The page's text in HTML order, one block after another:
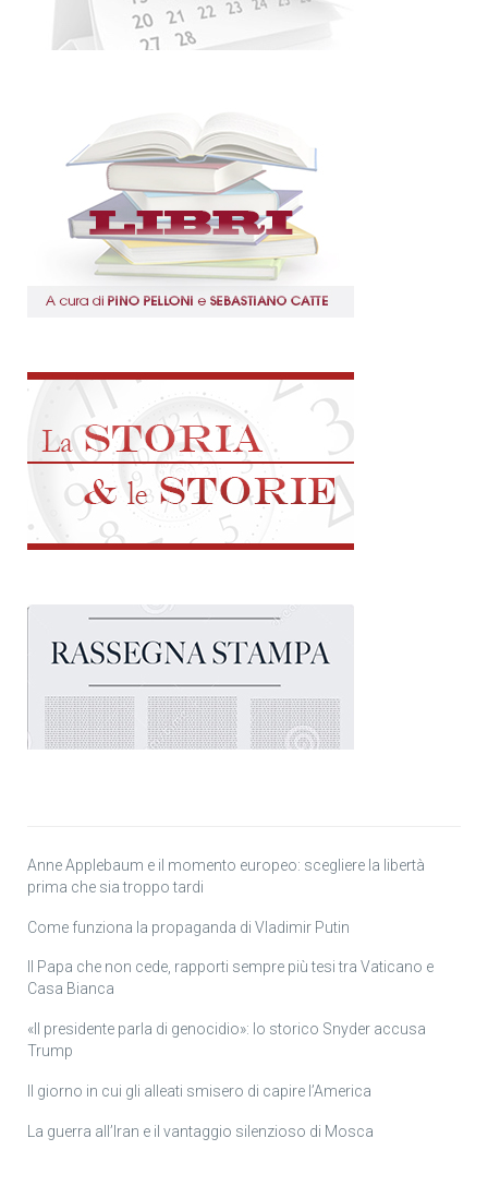
Anne Applebaum e il momento europeo: scegliere la libertà
prima che sia troppo tardi
Come funziona la propaganda di Vladimir Putin
Il Papa che non cede, rapporti sempre più tesi tra Vaticano e
Casa Bianca
«Il presidente parla di genocidio»: lo storico Snyder accusa
Trump
Il giorno in cui gli alleati smisero di capire l’America
La guerra all’Iran e il vantaggio silenzioso di Mosca